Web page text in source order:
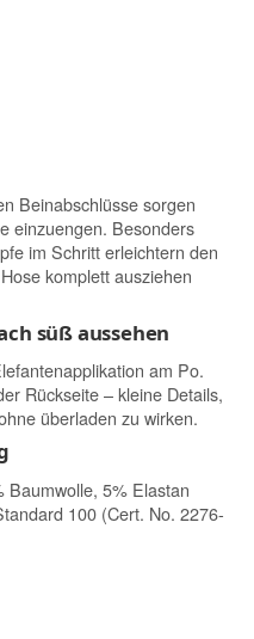
Beinabschlüsse sorgen
einzuengen. Besonders
im Schritt erleichtern den
komplett ausziehen
süß aussehen
am Po.
Rückseite – kleine Details,
überladen zu wirken.
Baumwolle, 5% Elastan
100 (Cert. No. 2276-